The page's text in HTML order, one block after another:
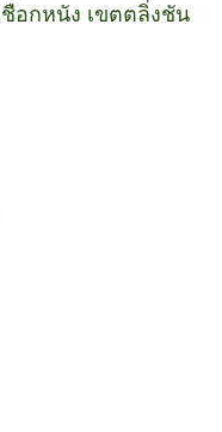
อกหนัง เขตตลิ่งชัน